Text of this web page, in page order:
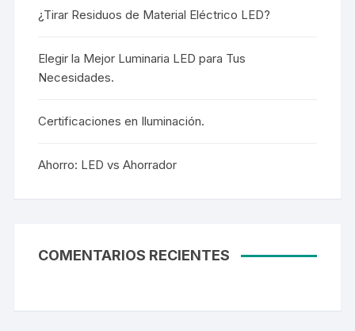
¿Tirar Residuos de Material Eléctrico LED?
Elegir la Mejor Luminaria LED para Tus
Necesidades.
Certificaciones en Iluminación.
Ahorro: LED vs Ahorrador
COMENTARIOS RECIENTES